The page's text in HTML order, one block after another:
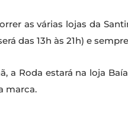
as várias lojas da
das 13h às 21h) e
a Roda estará na loja
marca.